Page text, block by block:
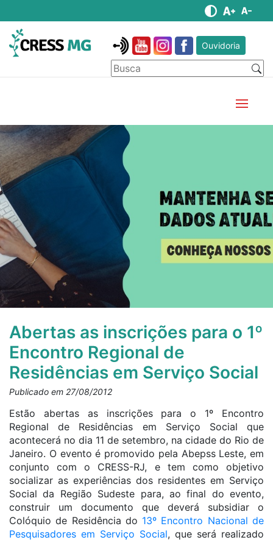
Ouvidoria
Abertas as inscrições para o 1º
Encontro Regional de
Residências em Serviço Social
Publicado em 27/08/2012
Estão abertas as inscrições para o 1º Encontro
Regional de Residências em Serviço Social que
acontecerá no dia 11 de setembro, na cidade do Rio de
Janeiro. O evento é promovido pela Abepss Leste, em
conjunto com o CRESS-RJ, e tem como objetivo
socializar as experiências dos residentes em Serviço
Social da Região Sudeste para, ao final do evento,
construir um documento que deverá subsidiar o
Colóquio de Residência do 13º Encontro Nacional de
Pesquisadores em Serviço Social, que será realizado